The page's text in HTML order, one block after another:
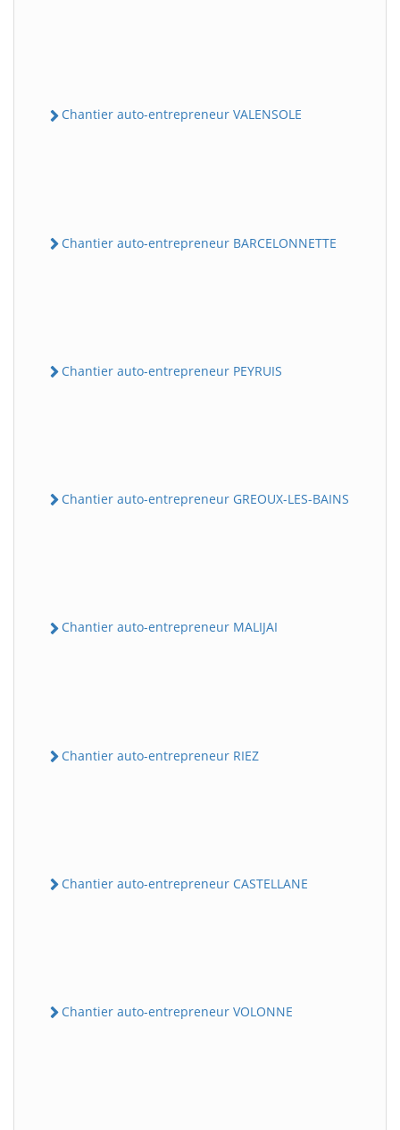
Chantier auto-entrepreneur VALENSOLE
Chantier auto-entrepreneur BARCELONNETTE
Chantier auto-entrepreneur PEYRUIS
Chantier auto-entrepreneur GREOUX-LES-BAINS
Chantier auto-entrepreneur MALIJAI
Chantier auto-entrepreneur RIEZ
Chantier auto-entrepreneur CASTELLANE
Chantier auto-entrepreneur VOLONNE